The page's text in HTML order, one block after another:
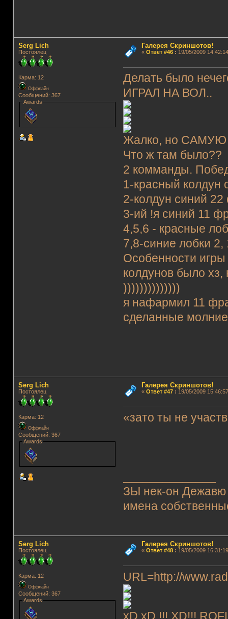
Serg Lich
Постоялец
Карма: 12
Оффлайн
Сообщений: 367
Awards
Галерея Скриншотов!
« Ответ #46: 19/05/2009
Делать было
ИГРАЛ НА ВОЛ..
Жалко, но САМУЮ
Что ж там было??
2 комманды.
1-красный колдун
2-колдун синий 22
3-ий !я синий 11
4,5,6 - красные
7,8-синие лобки 2,
Особенности
колдунов было
))))))))))))))
я нафармил 11
сделанные
Serg Lich
Постоялец
Карма: 12
Оффлайн
Сообщений: 367
Awards
Галерея Скриншотов!
« Ответ #47: 19/05/2009
«зато ты не
ЗЫ нек-он
имена
Serg Lich
Постоялец
Карма: 12
Оффлайн
Сообщений: 367
Awards
Галерея Скриншотов!
« Ответ #48: 19/05/2009
URL=http://
xD xD !!! XD!!!